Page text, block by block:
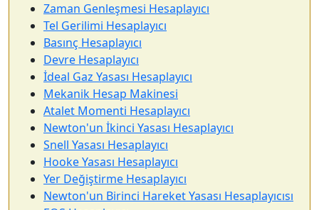
Zaman Genleşmesi Hesaplayıcı
Tel Gerilimi Hesaplayıcı
Basınç Hesaplayıcı
Devre Hesaplayıcı
İdeal Gaz Yasası Hesaplayıcı
Mekanik Hesap Makinesi
Atalet Momenti Hesaplayıcı
Newton'un İkinci Yasası Hesaplayıcı
Snell Yasası Hesaplayıcı
Hooke Yasası Hesaplayıcı
Yer Değiştirme Hesaplayıcı
Newton'un Birinci Hareket Yasası Hesaplayıcısı